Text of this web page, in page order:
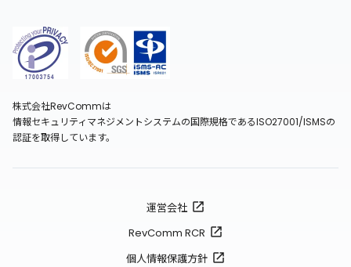
株式会社RevCommは
情報セキュリティマネジメントシステムの国際規格であるISO27001/ISMSの
認証を取得しています。
運営会社
RevComm RCR
個人情報保護方針